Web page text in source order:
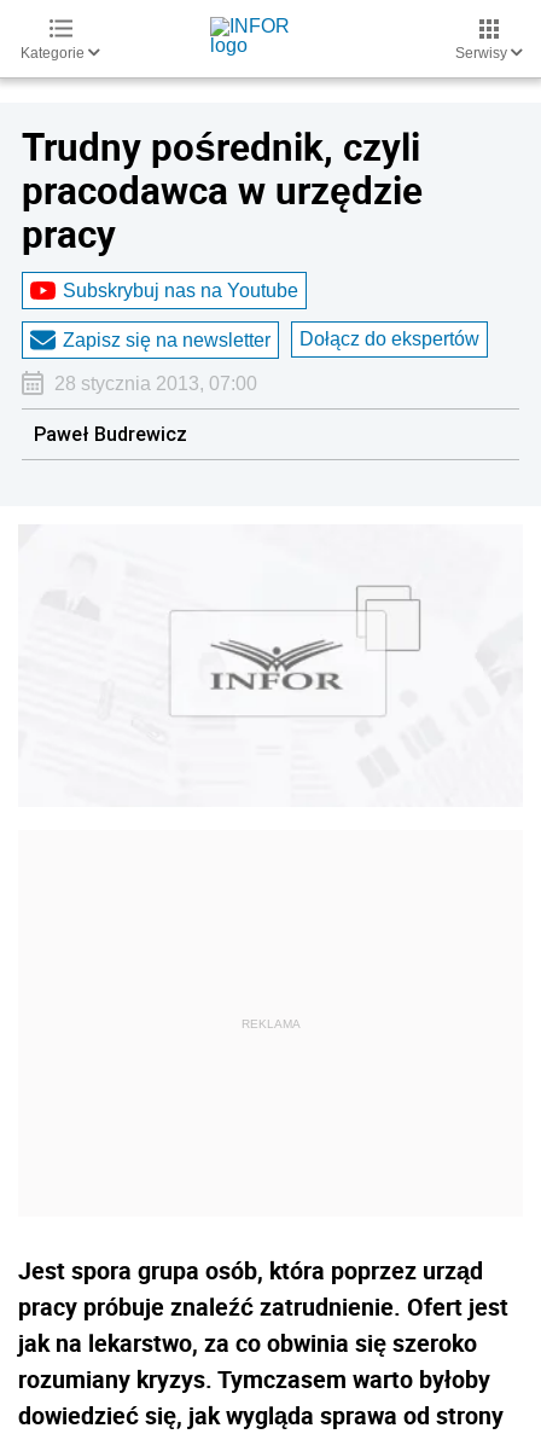
Kategorie Serwisy
Trudny pośrednik, czyli
pracodawca w urzędzie
pracy
Subskrybuj nas na Youtube
Zapisz się na newsletter Dołącz do ekspertów
28 stycznia 2013, 07:00
Paweł Budrewicz
Jest spora grupa osób, która poprzez urząd
pracy próbuje znaleźć zatrudnienie. Ofert jest
jak na lekarstwo, za co obwinia się szeroko
rozumiany kryzys. Tymczasem warto byłoby
dowiedzieć się, jak wygląda sprawa od strony